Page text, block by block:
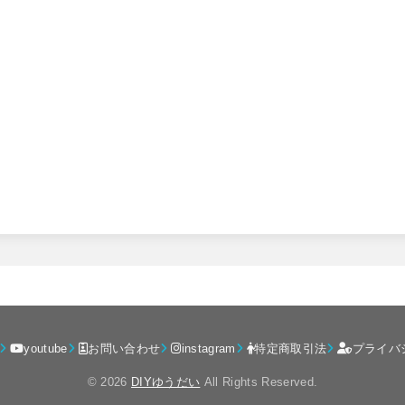
youtube お問い合わせ instagram 特定商取引法 プライバ
© 2026 DIYゆうだい All Rights Reserved.